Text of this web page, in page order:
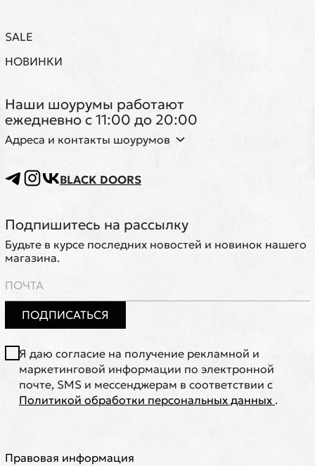
SALE
НОВИНКИ
Наши шоурумы работают
ежедневно с 11:00 до 20:00
Адреса и контакты шоурумов
BLACK DOORS
Подпишитесь на рассылку
Будьте в курсе последних новостей и новинок нашего
магазина.
ПОДПИСАТЬСЯ
Я даю согласие на получение рекламной и
маркетинговой информации по электронной
почте, SMS и мессенджерам в соответствии с
Политикой обработки персональных данных .
Правовая информация